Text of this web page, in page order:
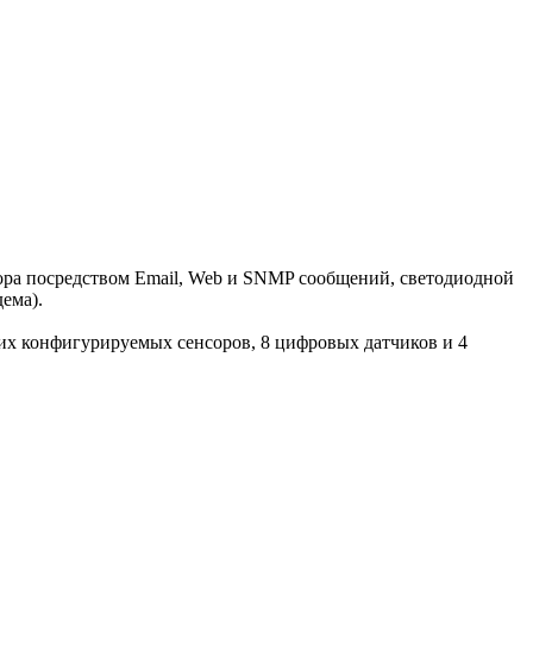
посредством Email, Web и SNMP сообщений, светодиодной
конфигурируемых сенсоров, 8 цифровых датчиков и 4